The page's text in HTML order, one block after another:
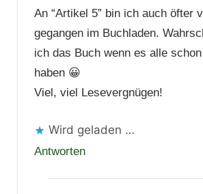
An “Artikel 5” bin ich auch öfter
gegangen im Buchladen.
ich das Buch wenn es alle
haben 😀
Viel, viel Lesevergnügen!
Wird geladen …
Antworten